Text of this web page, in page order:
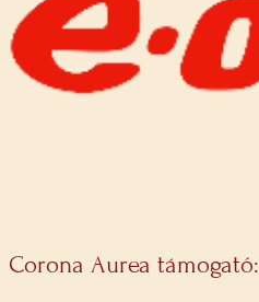
Corona Aurea támogató: